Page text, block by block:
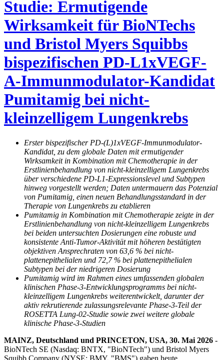
Studie: Ermutigende
Wirksamkeit für BioNTechs
und Bristol Myers Squibbs
bispezifischen PD-L1xVEGF-
A-Immunmodulator-Kandidat
Pumitamig bei nicht-
kleinzelligem Lungenkrebs
Erster bispezifischer PD-(L)1xVEGF-Immunmodulator-
Kandidat, zu dem globale Daten mit ermutigender
Wirksamkeit in Kombination mit Chemotherapie in der
Erstlinienbehandlung von nicht-kleinzelligem Lungenkrebs
über verschiedene PD-L1-Expressionslevel und Subtypen
hinweg vorgestellt werden; Daten untermauern das Potenzial
von Pumitamig, einen neuen Behandlungsstandard in der
Therapie von Lungenkrebs zu etablieren
Pumitamig in Kombination mit Chemotherapie zeigte in der
Erstlinienbehandlung von nicht-kleinzelligem Lungenkrebs
bei beiden untersuchten Dosierungen eine robuste und
konsistente Anti-Tumor-Aktivität mit höheren bestätigten
objektiven Ansprechraten von 63,6 % bei nicht-
plattenepithelialen und 72,7 % bei plattenepithelialen
Subtypen bei der niedrigeren Dosierung
Pumitamig wird im Rahmen eines umfassenden globalen
klinischen Phase-3-Entwicklungsprogramms bei nicht-
kleinzelligem Lungenkrebs weiterentwickelt, darunter der
aktiv rekrutierende zulassungsrelevante Phase-3-Teil der
ROSETTA Lung-02-Studie sowie zwei weitere globale
klinische Phase-3-Studien
MAINZ, Deutschland und PRINCETON, USA, 30. Mai 2026 -
BioNTech SE (Nasdaq: BNTX, "BioNTech") und Bristol Myers
Squibb Company (NYSE: BMY, "BMS") gaben heute